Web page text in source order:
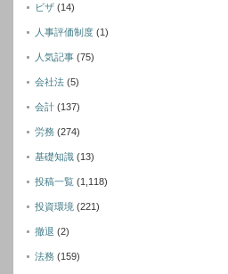
ビザ (14)
人事評価制度 (1)
人気記事 (75)
会社法 (5)
会計 (137)
労務 (274)
基礎知識 (13)
投稿一覧 (1,118)
投資環境 (221)
撤退 (2)
法務 (159)